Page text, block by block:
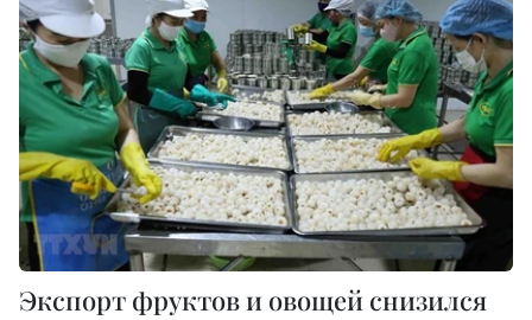
Экспорт фруктов и овощей снизился